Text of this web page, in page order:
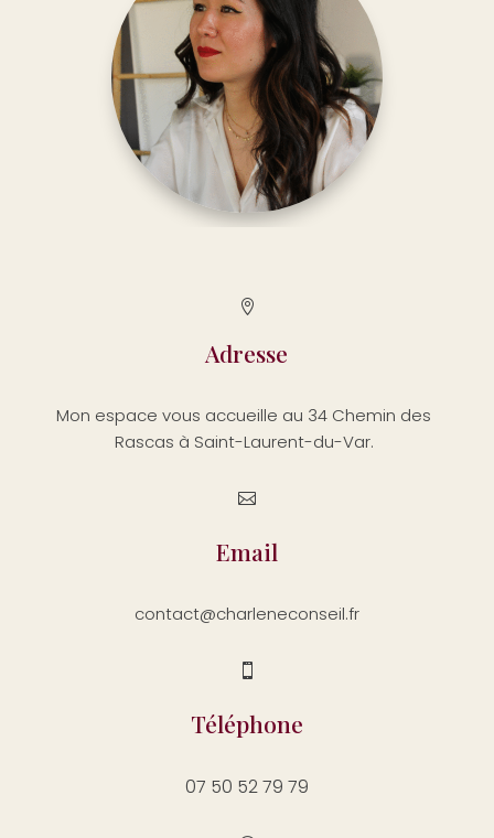

Adresse
Mon espace vous accueille au 34 Chemin des
Rascas à Saint-Laurent-du-Var.

Email
contact@charleneconseil.fr

Téléphone
07 50 52 79 79